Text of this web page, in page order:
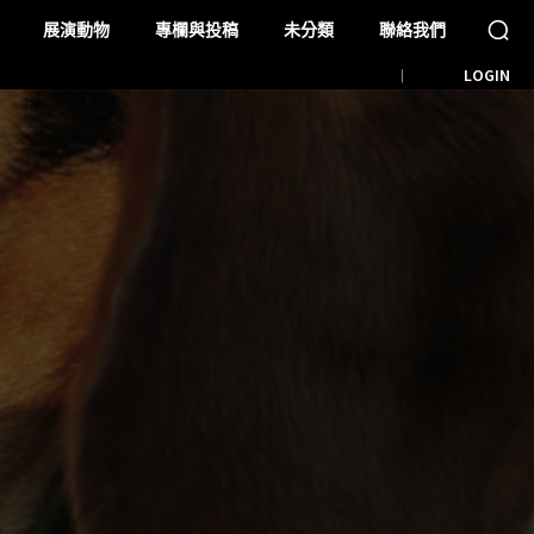
展演動物 專欄與投稿 未分類 聯絡我們
LOGIN